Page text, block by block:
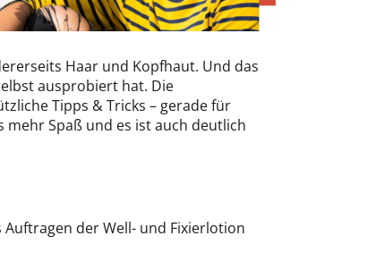
Haar und Kopfhaut. Und das
ausprobiert hat. Die
Tipps & Tricks – gerade für
mehr Spaß und es ist auch deutlich
der Well- und Fixierlotion